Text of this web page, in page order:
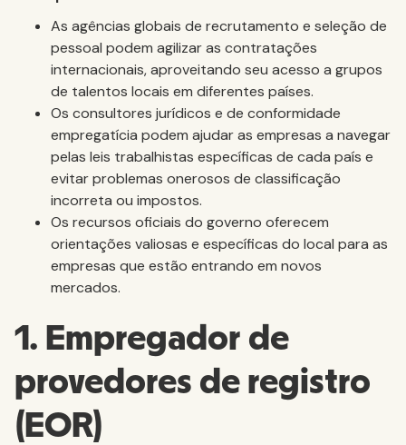
As agências globais de recrutamento e seleção de
pessoal podem agilizar as contratações
internacionais, aproveitando seu acesso a grupos
de talentos locais em diferentes países.
Os consultores jurídicos e de conformidade
empregatícia podem ajudar as empresas a navegar
pelas leis trabalhistas específicas de cada país e
evitar problemas onerosos de classificação
incorreta ou impostos.
Os recursos oficiais do governo oferecem
orientações valiosas e específicas do local para as
empresas que estão entrando em novos
mercados.
1. Empregador de
provedores de registro
(EOR)